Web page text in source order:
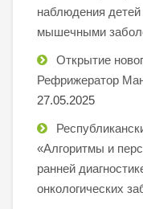
наблюдения
мышечными
Открытие
Рефрижератор
27.05.2025
«Алгоритмы и
ранней
онкологических